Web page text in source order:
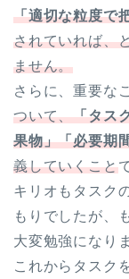
「適切な粒度で
されていれば、
ません。
さらに、重要な
ついて、「タス
果物」「必要期
義していくこと
キリオもタスク
もりでしたが、
大変勉強になり
これからタスク